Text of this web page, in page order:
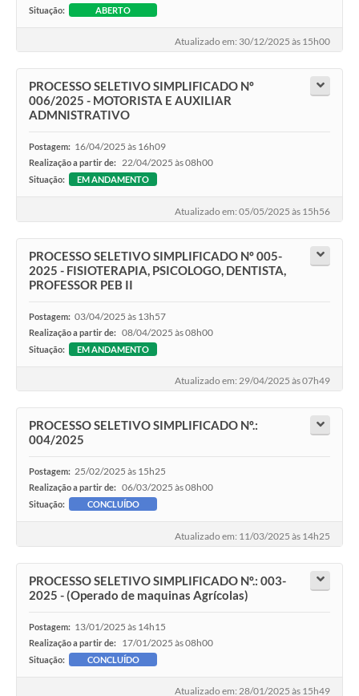
Situação: ABERTO
Atualizado em: 30/12/2025 às 15h00
PROCESSO SELETIVO SIMPLIFICADO Nº
006/2025 - MOTORISTA E AUXILIAR
ADMNISTRATIVO
Postagem: 16/04/2025 às 16h09
Realização a partir de: 22/04/2025 às 08h00
Situação: EM ANDAMENTO
Atualizado em: 05/05/2025 às 15h56
PROCESSO SELETIVO SIMPLIFICADO Nº 005-
2025 - FISIOTERAPIA, PSICOLOGO, DENTISTA,
PROFESSOR PEB II
Postagem: 03/04/2025 às 13h57
Realização a partir de: 08/04/2025 às 08h00
Situação: EM ANDAMENTO
Atualizado em: 29/04/2025 às 07h49
PROCESSO SELETIVO SIMPLIFICADO Nº.:
004/2025
Postagem: 25/02/2025 às 15h25
Realização a partir de: 06/03/2025 às 08h00
Situação: CONCLUÍDO
Atualizado em: 11/03/2025 às 14h25
PROCESSO SELETIVO SIMPLIFICADO Nº.: 003-
2025 - (Operado de maquinas Agrícolas)
Postagem: 13/01/2025 às 14h15
Realização a partir de: 17/01/2025 às 08h00
Situação: CONCLUÍDO
Atualizado em: 28/01/2025 às 15h49